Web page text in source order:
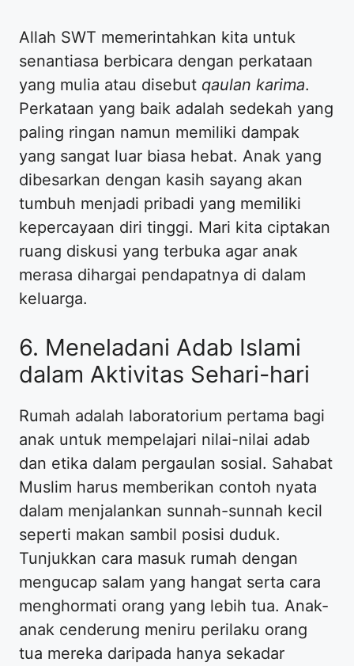
Allah SWT memerintahkan kita untuk
senantiasa berbicara dengan perkataan
yang mulia atau disebut qaulan karima.
Perkataan yang baik adalah sedekah yang
paling ringan namun memiliki dampak
yang sangat luar biasa hebat. Anak yang
dibesarkan dengan kasih sayang akan
tumbuh menjadi pribadi yang memiliki
kepercayaan diri tinggi. Mari kita ciptakan
ruang diskusi yang terbuka agar anak
merasa dihargai pendapatnya di dalam
keluarga.
6. Meneladani Adab Islami
dalam Aktivitas Sehari-hari
Rumah adalah laboratorium pertama bagi
anak untuk mempelajari nilai-nilai adab
dan etika dalam pergaulan sosial. Sahabat
Muslim harus memberikan contoh nyata
dalam menjalankan sunnah-sunnah kecil
seperti makan sambil posisi duduk.
Tunjukkan cara masuk rumah dengan
mengucap salam yang hangat serta cara
menghormati orang yang lebih tua. Anak-
anak cenderung meniru perilaku orang
tua mereka daripada hanya sekadar